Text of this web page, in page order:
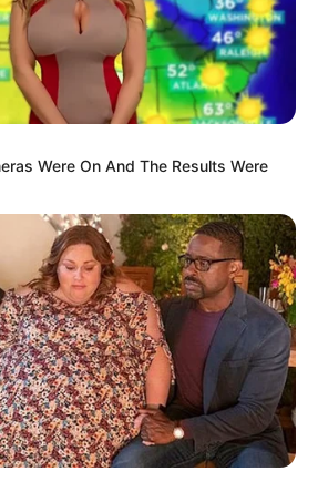
Were On And The Results Were